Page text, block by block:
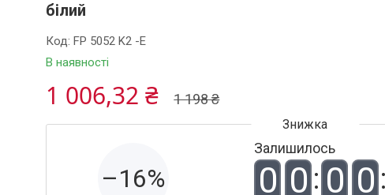
білий
В наявності
Код:FP 5052 K2 -E
1 198 ₴
1 006,32 ₴
–16%
Залишилось
0 0 0 0